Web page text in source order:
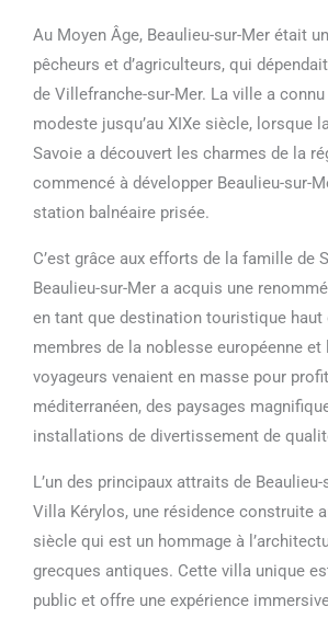
Au Moyen Âge, Beaulieu-sur-Mer était
pêcheurs et d’agriculteurs, qui
de Villefranche-sur-Mer. La ville a
modeste jusqu’au XIXe siècle, lorsque
Savoie a découvert les charmes de la
commencé à développer Beaulieu-sur-
station balnéaire prisée.
C’est grâce aux efforts de la famille de
Beaulieu-sur-Mer a acquis une
en tant que destination touristique haut
membres de la noblesse européenne et
voyageurs venaient en masse pour
méditerranéen, des paysages
installations de divertissement de
L’un des principaux attraits de
Villa Kérylos, une résidence construite
siècle qui est un hommage à
grecques antiques. Cette villa unique
public et offre une expérience